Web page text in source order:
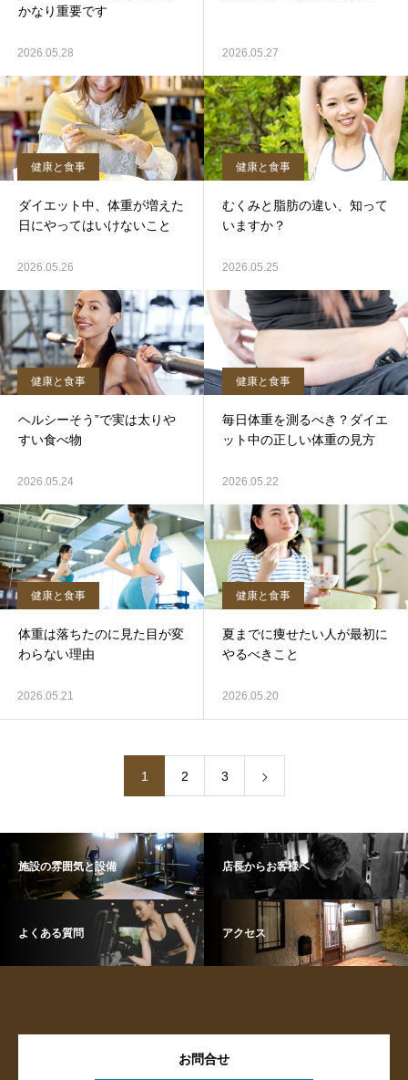
かなり重要です
2026.05.28 2026.05.27
健康と食事
ダイエット中、体重が増えた
日にやってはいけないこと
2026.05.26
健康と食事
むくみと脂肪の違い、知って
いますか？
2026.05.25
健康と食事
ヘルシーそう”で実は太りや
すい食べ物
2026.05.24
健康と食事
毎日体重を測るべき？ダイエ
ット中の正しい体重の見方
2026.05.22
健康と食事
体重は落ちたのに見た目が変
わらない理由
2026.05.21
健康と食事
夏までに痩せたい人が最初に
やるべきこと
2026.05.20
1 2 3
施設の雰囲気と設備 店長からお客様へ
よくある質問 アクセス
お問合せ